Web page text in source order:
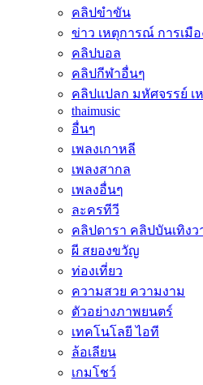
คลิปขำขัน
ข่าว เหตุการณ์ การเมือ
คลิปบอล
คลิปกีฬาอื่นๆ
คลิปแปลก มหัศจรรย์ เ
thaimusic
อื่นๆ
เพลงเกาหลี
เพลงสากล
เพลงอื่นๆ
ละครทีวี
คลิปดารา คลิปบันเทิงว
ผี สยองขวัญ
ท่องเที่ยว
ความสวย ความงาม
ตัวอย่างภาพยนตร์
เทคโนโลยี ไอที
ล้อเลียน
เกมโชว์